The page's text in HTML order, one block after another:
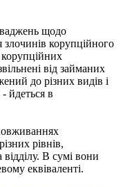
щодо
злочинів корупційного
від займаних
до різних видів і
йдеться в
рівнів,
В сумі вони
еквіваленті.